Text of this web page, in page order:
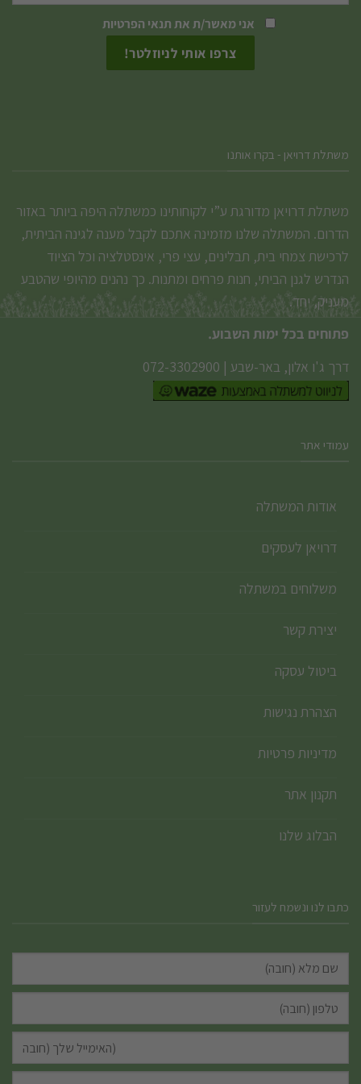
בעמודאני מאשר/ת אתתנאי הפרטיות
משתלת דרויאן - בקרו אותנו
משתלת דרויאן מדורגת ע”י לקוחותינו כמשתלה היפה ביותר באזור
הדרום. המשתלה שלנו מזמינה אתכם לקבל מענה לגינה הביתית,
לרכישת צמחי בית, תבלינים, עצי פרי, אינסטלציה וכל הציוד
הנדרש לגנן הביתי, חנות פרחים ומתנות. כך נהנים מהיופי שהטבע
מעניק, יחד.
פתוחים בכל ימות השבוע.
דרך ג'ו אלון, באר-שבע |
072-3302900
עמודי אתר
אודות המשתלה
דרויאן לעסקים
משלוחים במשתלה
יצירת קשר
ביטול עסקה
הצהרת נגישות
מדיניות פרטיות
תקנון אתר
הבלוג שלנו
כתבו לנו ונשמח לעזור